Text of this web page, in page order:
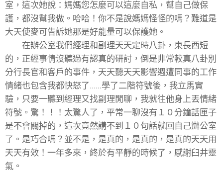
室，這次她說：媽媽您怎麼可以這麼自私，幫自己做保
護，都沒幫我做。哈哈！你不是說媽媽怪怪的嗎？難道是
大天使麥可告訴她那是好能量可以保護她。
在辦公室我們經理和副理天天定時八卦，東長西短
的，正經事情沒聽過有認真的研討，倒是非常較真八卦別
分行長官和客戶的事件，天天聽天天影響週遭同事的工作
情緒也包含我都快怒了......學了二階符號後，我立馬實
驗，只要一聽到經理又找副理閒聊，我就往他身上丟情緒
符號。驚！！！太驚人了，平常一聊沒有１０分鐘話匣子
是不會關掉的，這次竟然講不到１０句話就回自己辦公室
了。是巧合嗎？並不是，是真的，是真的，是真的天天用
天天有效！一年多來，終於有平靜的時候了，感謝臼井靈
氣。